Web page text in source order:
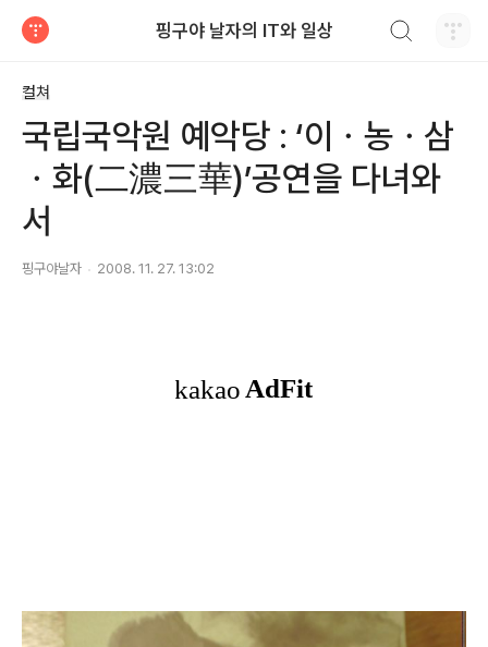
핑구야 날자의 IT와 일상
컬쳐
국립국악원 예악당 : ‘이ㆍ농ㆍ삼
ㆍ화(二濃三華)’공연을 다녀와
서
핑구야날자 2008. 11. 27. 13:02